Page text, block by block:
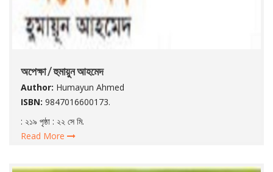
অপেক্ষা / হুমায়ুন আহমেদ
Author: Humayun Ahmed
ISBN: 9847016600173.
: ২১৯ পৃষ্ঠা : ২২ সে মি.
Read More